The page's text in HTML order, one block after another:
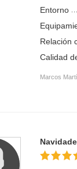
Entorno
Relación
Calidad
Marcos